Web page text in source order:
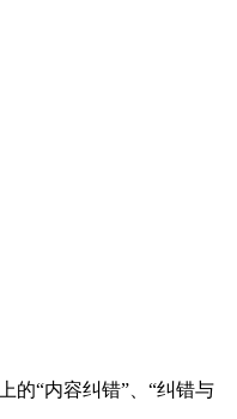
的“内容纠错”、“纠错与